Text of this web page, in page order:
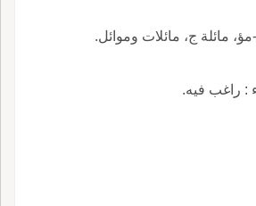
مائلة ج، مائلات وموائل.
: راغب فيه.